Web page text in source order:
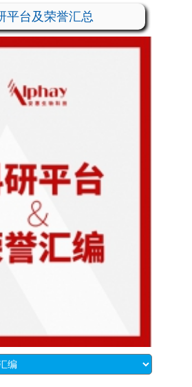
平台及荣誉汇总